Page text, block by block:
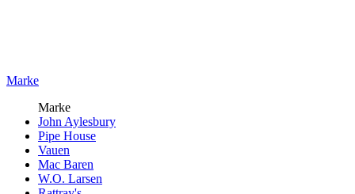
Marke
Marke
John Aylesbury
Pipe House
Vauen
Mac Baren
W.O. Larsen